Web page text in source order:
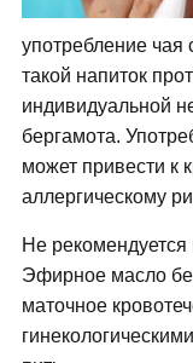
употребление
такой напиток
индивидуальной
бергамота.
может привести к
аллергическому
Не
Эфирное масло
маточное